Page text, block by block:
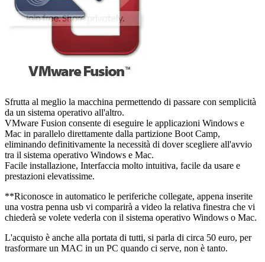
Sfrutta al meglio la macchina permettendo di passare con semplicità
da un sistema operativo all'altro.
VMware Fusion consente di eseguire le applicazioni Windows e
Mac in parallelo direttamente dalla partizione Boot Camp,
eliminando definitivamente la necessità di dover scegliere all'avvio
tra il sistema operativo Windows e Mac.
Facile installazione, Interfaccia molto intuitiva, facile da usare e
prestazioni elevatissime.
**Riconosce in automatico le periferiche collegate, appena inserite
una vostra penna usb vi comparirà a video la relativa finestra che vi
chiederà se volete vederla con il sistema operativo Windows o Mac.
L'acquisto è anche alla portata di tutti, si parla di circa 50 euro, per
trasformare un MAC in un PC quando ci serve, non è tanto.